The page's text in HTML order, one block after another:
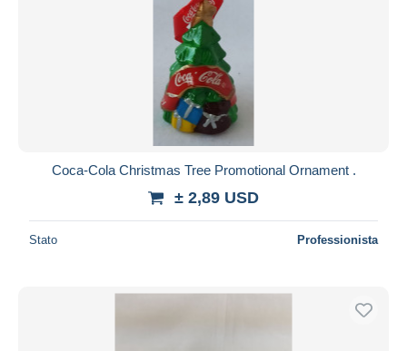
Coca-Cola Christmas Tree Promotional Ornament .
± 2,89 USD
Stato Professionista